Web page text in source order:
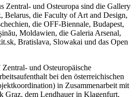
Zentral- und Osteuropa sind die Gallery
Belarus, die Faculty of Art and Design,
die OFF-Biennale, Budapest,
Moldawien, die Galeria Arsenal,
Bratislava, Slowakai und das Open
und Osteuropäische
bei den österreichischen
in Zusammenarbeit mit
Graz, dem Lendhauer in Klagenfurt,